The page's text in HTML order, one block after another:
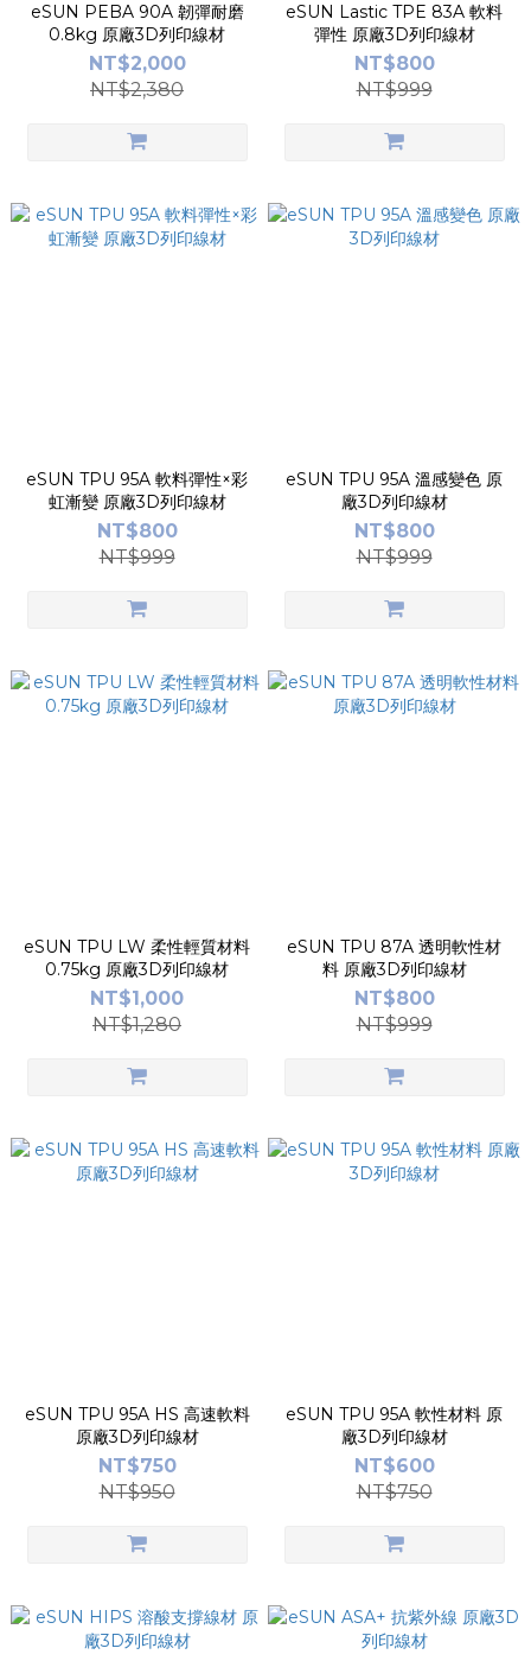
eSUN PEBA 90A 韌彈耐磨
0.8kg 原廠3D列印線材
NT$2,000
NT$2,380
eSUN Lastic TPE 83A 軟料
彈性 原廠3D列印線材
NT$800
NT$999
eSUN TPU 95A 軟料彈性×彩
虹漸變 原廠3D列印線材
NT$800
NT$999
eSUN TPU 95A 溫感變色 原
廠3D列印線材
NT$800
NT$999
eSUN TPU LW 柔性輕質材料
0.75kg 原廠3D列印線材
NT$1,000
NT$1,280
eSUN TPU 87A 透明軟性材
料 原廠3D列印線材
NT$800
NT$999
eSUN TPU 95A HS 高速軟料
原廠3D列印線材
NT$750
NT$950
eSUN TPU 95A 軟性材料 原
廠3D列印線材
NT$600
NT$750